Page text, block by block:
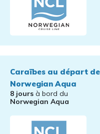
Caraïbes au départ
Norwegian Aqua
8 jours à bord du
Norwegian Aqua